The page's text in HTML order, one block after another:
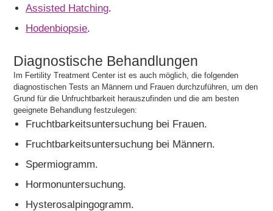
Assisted Hatching.
Hodenbiopsie.
Diagnostische Behandlungen
Im Fertility Treatment Center ist es auch möglich, die folgenden
diagnostischen Tests an Männern und Frauen durchzuführen, um den
Grund für die Unfruchtbarkeit herauszufinden und die am besten
geeignete Behandlung festzulegen:
Fruchtbarkeitsuntersuchung bei Frauen.
Fruchtbarkeitsuntersuchung bei Männern.
Spermiogramm.
Hormonuntersuchung.
Hysterosalpingogramm.